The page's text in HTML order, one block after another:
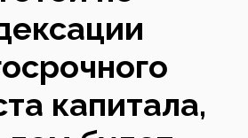
капитала,